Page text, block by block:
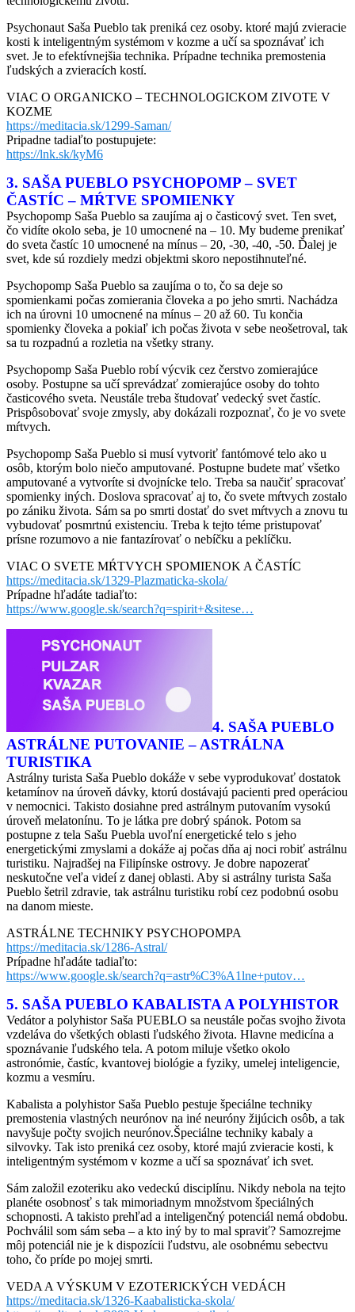
Psychonaut Saša Pueblo tak preniká cez osoby. ktoré majú zvieracie
kosti k inteligentným systémom v kozme a učí sa spoznávať ich
svet. Je to efektívnejšia technika. Prípadne technika premostenia
ľudských a zvieracích kostí.
VIAC O ORGANICKO – TECHNOLOGICKOM ZIVOTE V
KOZME
https://meditacia.sk/1299-Saman/
Pripadne tadiaľto postupujete:
https://lnk.sk/kyM6
3. SAŠA PUEBLO PSYCHOPOMP – SVET
ČASTÍC – MŔTVE SPOMIENKY
Psychopomp Saša Pueblo sa zaujíma aj o časticový svet. Ten svet,
čo vidíte okolo seba, je 10 umocnené na – 10. My budeme prenikať
do sveta častíc 10 umocnené na mínus – 20, -30, -40, -50. Ďalej je
svet, kde sú rozdiely medzi objektmi skoro nepostihnuteľné.
Psychopomp Saša Pueblo sa zaujíma o to, čo sa deje so
spomienkami počas zomierania človeka a po jeho smrti. Nachádza
ich na úrovni 10 umocnené na mínus – 20 až 60. Tu končia
spomienky človeka a pokiaľ ich počas života v sebe neošetroval, tak
sa tu rozpadnú a rozletia na všetky strany.
Psychopomp Saša Pueblo robí výcvik cez čerstvo zomierajúce
osoby. Postupne sa učí sprevádzať zomierajúce osoby do tohto
časticového sveta. Neustále treba študovať vedecký svet častíc.
Prispôsobovať svoje zmysly, aby dokázali rozpoznať, čo je vo svete
mŕtvych.
Psychopomp Saša Pueblo si musí vytvoriť fantómové telo ako u
osôb, ktorým bolo niečo amputované. Postupne budete mať všetko
amputované a vytvoríte si dvojnícke telo. Treba sa naučiť spracovať
spomienky iných. Doslova spracovať aj to, čo svete mŕtvych zostalo
po zániku života. Sám sa po smrti dostať do svet mŕtvych a znovu tu
vybudovať posmrtnú existenciu. Treba k tejto téme pristupovať
prísne rozumovo a nie fantazírovať o nebíčku a peklíčku.
VIAC O SVETE MŔTVYCH SPOMIENOK A ČASTÍC
https://meditacia.sk/1329-Plazmaticka-skola/
Prípadne hľadáte tadiaľto:
https://www.google.sk/search?q=spirit+&sitese…
4. SAŠA PUEBLO
ASTRÁLNE PUTOVANIE – ASTRÁLNA
TURISTIKA
Astrálny turista Saša Pueblo dokáže v sebe vyprodukovať dostatok
ketamínov na úroveň dávky, ktorú dostávajú pacienti pred operáciou
v nemocnici. Takisto dosiahne pred astrálnym putovaním vysokú
úroveň melatonínu. To je látka pre dobrý spánok. Potom sa
postupne z tela Sašu Puebla uvoľní energetické telo s jeho
energetickými zmyslami a dokáže aj počas dňa aj noci robiť astrálnu
turistiku. Najradšej na Filipínske ostrovy. Je dobre napozerať
neskutočne veľa videí z danej oblasti. Aby si astrálny turista Saša
Pueblo šetril zdravie, tak astrálnu turistiku robí cez podobnú osobu
na danom mieste.
ASTRÁLNE TECHNIKY PSYCHOPOMPA
https://meditacia.sk/1286-Astral/
Prípadne hľadáte tadiaľto:
https://www.google.sk/search?q=astr%C3%A1lne+putov…
5. SAŠA PUEBLO KABALISTA A POLYHISTOR
Vedátor a polyhistor Saša PUEBLO sa neustále počas svojho života
vzdeláva do všetkých oblasti ľudského života. Hlavne medicína a
spoznávanie ľudského tela. A potom miluje všetko okolo
astronómie, častíc, kvantovej biológie a fyziky, umelej inteligencie,
kozmu a vesmíru.
Kabalista a polyhistor Saša Pueblo pestuje špeciálne techniky
premostenia vlastných neurónov na iné neuróny žijúcich osôb, a tak
navyšuje počty svojich neurónov.Špeciálne techniky kabaly a
silvovky. Tak isto preniká cez osoby, ktoré majú zvieracie kosti, k
inteligentným systémom v kozme a učí sa spoznávať ich svet.
Sám založil ezoteriku ako vedeckú disciplínu. Nikdy nebola na tejto
planéte osobnosť s tak mimoriadnym množstvom špeciálných
schopnosti. A takisto prehľad a inteligenčný potenciál nemá obdobu.
Pochválil som sám seba – a kto iný by to mal spraviť? Samozrejme
môj potenciál nie je k dispozícii ľudstvu, ale osobnému sebectvu
toho, čo príde po mojej smrti.
VEDA A VÝSKUM V EZOTERICKÝCH VEDÁCH
https://meditacia.sk/1326-Kaabalisticka-skola/